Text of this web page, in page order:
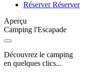
Réserver Réserver
Aperçu
Camping l'Escapade
Découvrez le camping
en quelques clics...